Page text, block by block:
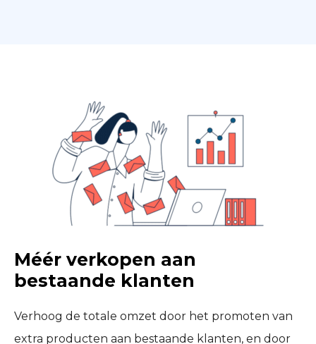
Méér verkopen aan
bestaande klanten
Verhoog de totale omzet door het promoten van
extra producten aan bestaande klanten, en door